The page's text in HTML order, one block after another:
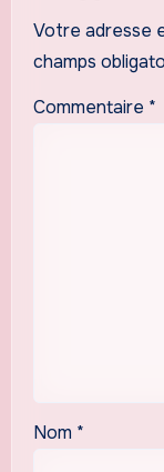
Votre adresse
champs
Commentaire *
Nom *